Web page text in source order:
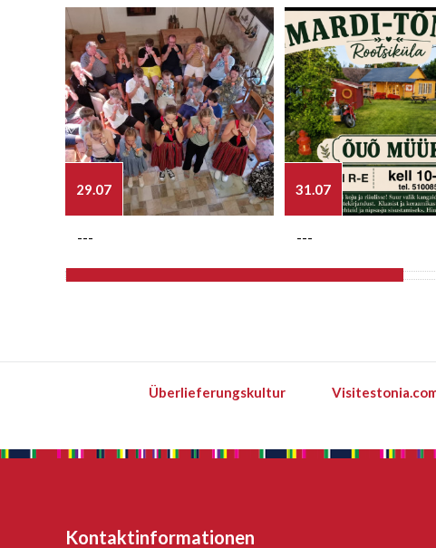
29.07
---
31.07
---
Überlieferungskultur
Kontaktinformationen